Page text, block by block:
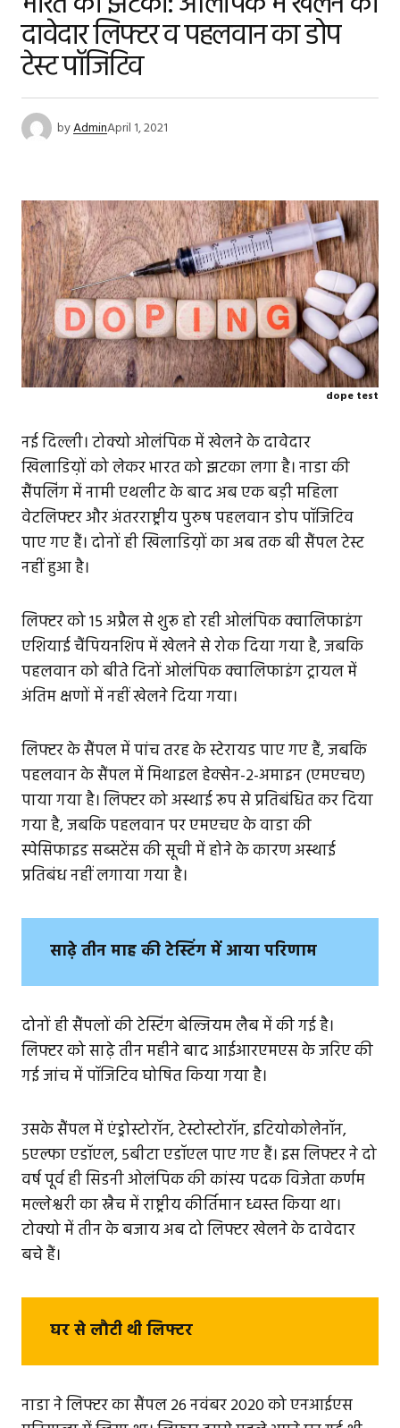
दावेदार लिफ्टर व पहलवान का डोप
टेस्ट पॉजिटिव
byAdminApril 1, 2021
dope test
नई दिल्ली। टोक्यो ओलंपिक में खेलने के दावेदार
खिलाडिय़ों को लेकर भारत को झटका लगा है। नाडा की
सैंपलिंग में नामी एथलीट के बाद अब एक बड़ी महिला
वेटलिफ्टर और अंतरराष्ट्रीय पुरुष पहलवान डोप पॉजिटिव
पाए गए हैं। दोनों ही खिलाडिय़ों का अब तक बी सैंपल टेस्ट
नहीं हुआ है।
लिफ्टर को 15 अप्रैल से शुरू हो रही ओलंपिक क्वालिफाइंग
एशियाई चैंपियनशिप में खेलने से रोक दिया गया है, जबकि
पहलवान को बीते दिनों ओलंपिक क्वालिफाइंग ट्रायल में
अंतिम क्षणों में नहीं खेलने दिया गया।
लिफ्टर के सैंपल में पांच तरह के स्टेरायड पाए गए हैं, जबकि
पहलवान के सैंपल में मिथाइल हेक्सेन-2-अमाइन (एमएचए)
पाया गया है। लिफ्टर को अस्थाई रूप से प्रतिबंधित कर दिया
गया है, जबकि पहलवान पर एमएचए के वाडा की
स्पेसिफाइड सब्सटेंस की सूची में होने के कारण अस्थाई
प्रतिबंध नहीं लगाया गया है।
साढ़े तीन माह की टेस्टिंग में आया परिणाम
दोनों ही सैंपलों की टेस्टिंग बेल्जियम लैब में की गई है।
लिफ्टर को साढ़े तीन महीने बाद आईआरएमएस के जरिए की
गई जांच में पॉजिटिव घोषित किया गया है।
उसके सैंपल में एंड्रोस्टोरॉन, टेस्टोस्टोरॉन, इटियोकोलेनॉन,
5एल्फा एडॉएल, 5बीटा एडॉएल पाए गए हैं। इस लिफ्टर ने दो
वर्ष पूर्व ही सिडनी ओलंपिक की कांस्य पदक विजेता कर्णम
मल्लेश्वरी का स्नैच में राष्ट्रीय कीर्तिमान ध्वस्त किया था।
टोक्यो में तीन के बजाय अब दो लिफ्टर खेलने के दावेदार
बचे हैं।
घर से लौटी थी लिफ्टर
नाडा ने लिफ्टर का सैंपल 26 नवंबर 2020 को एनआईएस